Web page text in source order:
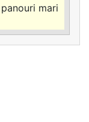
mari